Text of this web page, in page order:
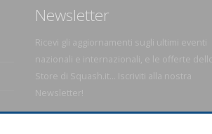
Newsletter
Ricevi gli aggiornamenti sugli ultimi eventi
nazionali e internazionali, e le offerte dello
Store di Squash.it... Iscriviti alla nostra
Newsletter!